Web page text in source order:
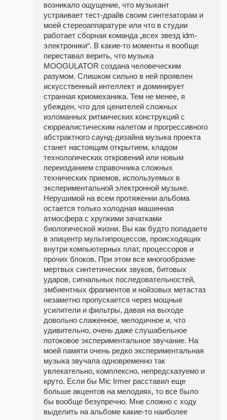
возникало ощущение, что музыкант
устраивает тест-драйв своим синтезаторам и
моей стереоаппаратуре или что в студии
работает сборная команда „всех звезд idm-
электроники“. В какие-то моменты я вообще
переставал верить, что музыка
MOOGULATOR создана человеческим
разумом. Слишком сильно в ней проявлен
искусственный интеллект и доминирует
странная криомеханика. Тем не менее, я
убежден, что для ценителей сложных
изломанных ритмических конструкций с
сюрреалистическим налетом и прогрессивного
абстрактного саунд-дизайна музыка проекта
станет настоящим открытием, кладом
технологических откровений или новым
переизданием справочника сложных
технических приемов, используемых в
экспериментальной электронной музыке.
Нерушимой на всем протяжении альбома
остается только холодная машинная
атмосфера с хрупкими зачатками
биологической жизни. Вы как будто попадаете
в эпицентр мультипроцессов, происходящих
внутри компьютерных плат, процессоров и
прочих блоков. При этом все многообразие
мертвых синтетических звуков, битовых
ударов, сигнальных последовательностей,
эмбиентных фрагментов и нойзовых метастаз
незаметно пропускается через мощные
усилители и фильтры, давая на выходе
довольно слаженное, мелодичное и, что
удивительно, очень даже слушабельное
потоковое экспериментальное звучание. На
моей памяти очень редко экспериментальная
музыка звучала одновременно так
увлекательно, комплексно, непредсказуемо и
круто. Если бы Mic Irmer расставил еще
больше акцентов на мелодиях, то все было
бы вообще безупречно. Мне сложно с ходу
выделить на альбоме какие-то наиболее